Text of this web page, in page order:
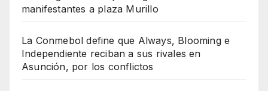
manifestantes a plaza Murillo
La Conmebol define que Always, Blooming e
Independiente reciban a sus rivales en
Asunción, por los conflictos